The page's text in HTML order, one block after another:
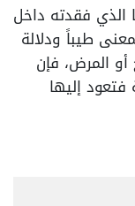
الذي فقدته داخل
طيباً ودلالة
أو المرض، فإن
إليها